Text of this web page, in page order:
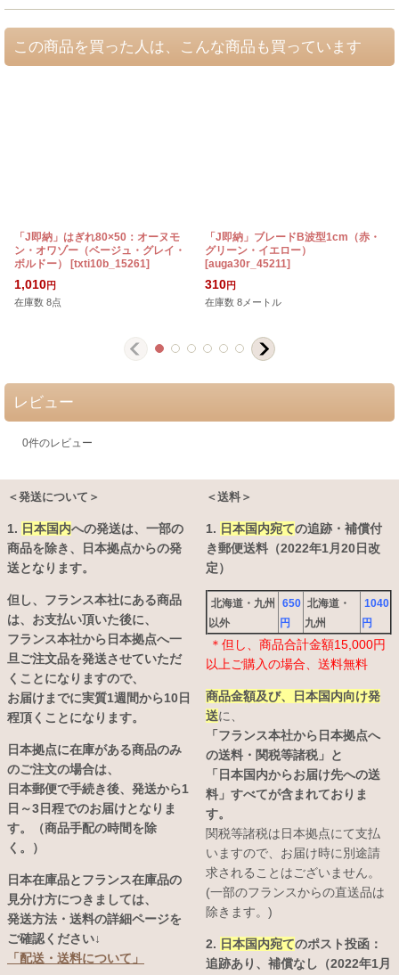
この商品を買った人は、こんな商品も買っています
「J即納」はぎれ80×50：オーヌモ
ン・オワゾー（ベージュ・グレイ・
ボルドー）
[txti10b_15261]
1,010円
在庫数 8点
「J即納」ブレードB波型1cm（赤・
グリーン・イエロー）
[auga30r_45211]
310円
在庫数 8メートル
レビュー
0件のレビュー
＜発送について＞
1. 日本国内への発送は、 一部の
商品を除き、日本拠点からの発
送となります。
但し、フランス本社にある商品
は、お支払い頂いた後に、
フランス本社から日本拠点へ一
旦ご注文品を発送させていただ
くことになりますので、
お届けまでに実質1週間から10日
程頂くことになります。
日本拠点に在庫がある商品のみ
のご注文の場合は、
日本郵便で手続き後、発送から1
日～3日程でのお届けとなりま
す。（商品手配の時間を除
く。）
日本在庫品とフランス在庫品の
見分け方につきましては、
発送方法・送料の詳細ページを
ご確認ください↓
「配送・送料について」
＜送料＞
1. 日本国内宛ての追跡・補償付
き郵便送料（2022年1月20日改
定）
北海道・九州
以外
650
円
北海道・
九州
1040
円
＊但し、商品合計金額15,000円
以上ご購入の場合、送料無料
商品金額及び、日本国内向け発
送に、
「フランス本社から日本拠点へ
の送料・関税等諸税」と
「日本国内からお届け先への送
料」すべてが含まれておりま
す。
関税等諸税は日本拠点にて支払
いますので、お届け時に別途請
求されることはございません。
(一部のフランスからの直送品は
除きます。)
2. 日本国内宛てのポスト投函：
追跡あり、補償なし（2022年1月